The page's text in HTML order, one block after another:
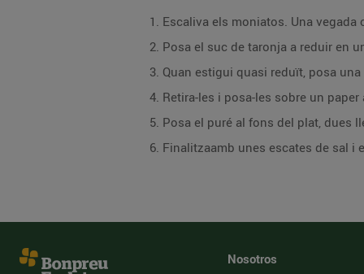
Escaliva els moniatos. Una vegada
Posa el suc de taronja a reduir en
Quan estigui quasi reduït, posa
Retira-les i posa-les sobre un
Posa el puré al fons del plat, dues
Finalitzaamb unes escates de sal i
Nosotros